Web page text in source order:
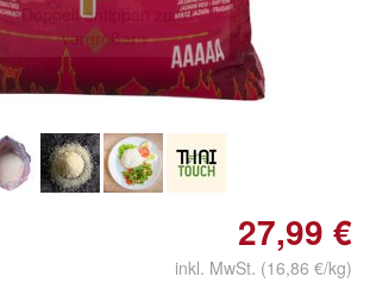
Doppelt antippen zum
vergrößern
27,99 €
inkl. MwSt. (16,86 €/kg)